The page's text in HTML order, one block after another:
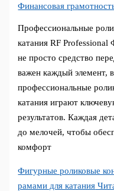
Финансовая
Профессиональные
катания RF Professional
не просто средство
важен каждый элемент,
профессиональные
катания играют
результатов. Каждая
до мелочей, чтобы
комфорт
Фигурные роликовые
рамами для катания